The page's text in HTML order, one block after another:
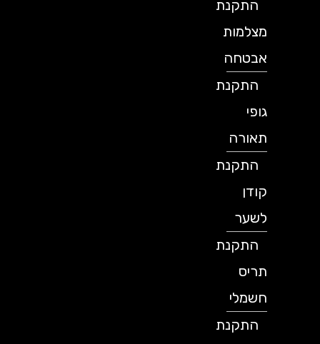
התקנת
מצלמות
אבטחה
התקנת
תאורה
התקנת
לשער
התקנת
תריס
חשמלי
התקנת